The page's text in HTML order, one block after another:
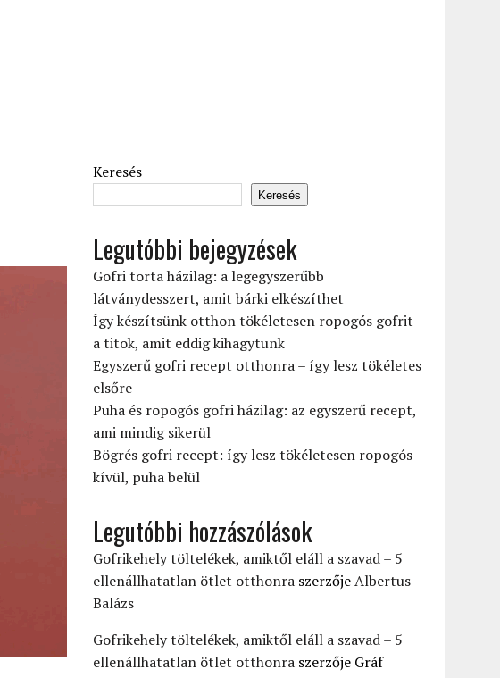
Keresés
Keresés
Legutóbbi bejegyzések
Gofri torta házilag: a legegyszerűbb
látványdesszert, amit bárki elkészíthet
Így készítsünk otthon tökéletesen ropogós gofrit –
a titok, amit eddig kihagytunk
Egyszerű gofri recept otthonra – így lesz tökéletes
elsőre
Puha és ropogós gofri házilag: az egyszerű recept,
ami mindig sikerül
Bögrés gofri recept: így lesz tökéletesen ropogós
kívül, puha belül
Legutóbbi hozzászólások
Gofrikehely töltelékek, amiktől eláll a szavad – 5
ellenállhatatlan ötlet otthonra szerzőjeAlbertus
Balázs
Gofrikehely töltelékek, amiktől eláll a szavad – 5
ellenállhatatlan ötlet otthonra szerzője Gráf